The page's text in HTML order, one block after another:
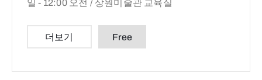
일 - 12:00 오전 / 상원미술관 교육실
더보기 Free